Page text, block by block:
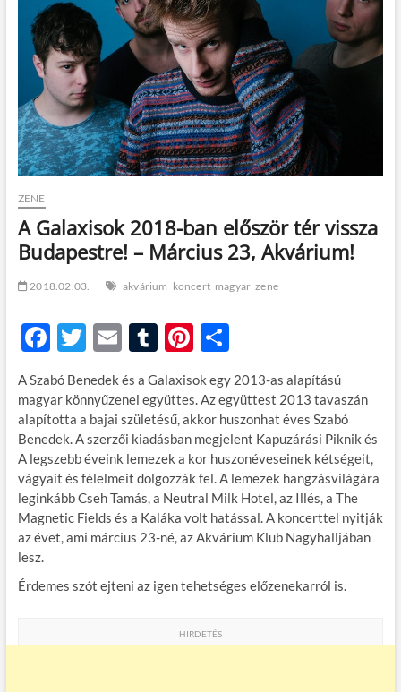
o
n
ZENE
A Galaxisok 2018-ban először tér vissza
Budapestre! – Március 23, Akvárium!
2018.02.03. akvárium koncert magyar zene
F
e
b
o
o
k
T
itt
er
E
ail
T
m
bl
r
Pi
er
es
t
O
za
m
e
g
A Szabó Benedek és a Galaxisok egy 2013-as alapítású
magyar könnyűzenei együttes. Az együttest 2013 tavaszán
alapította a bajai születésű, akkor huszonhat éves Szabó
Benedek. A szerzői kiadásban megjelent Kapuzárási Piknik és
A legszebb éveink lemezek a kor huszonéveseinek kétségeit,
vágyait és félelmeit dolgozzák fel. A lemezek hangzásvilágára
leginkább Cseh Tamás, a Neutral Milk Hotel, az Illés, a The
Magnetic Fields és a Kaláka volt hatással. A koncerttel nyitják
az évet, ami március 23-né, az Akvárium Klub Nagyhalljában
lesz.
Érdemes szót ejteni az igen tehetséges előzenekarról is.
HIRDETÉS